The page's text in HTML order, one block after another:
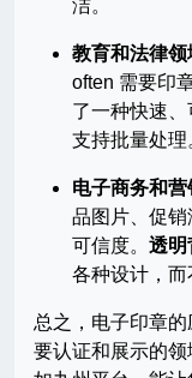
洁。
教育和法律领
often 需要印
了一种快速
支持批量处理
电子商务和营
品图片、促
可信度。 透明
各种设计，而
总之，电子印章
要认证和展示的